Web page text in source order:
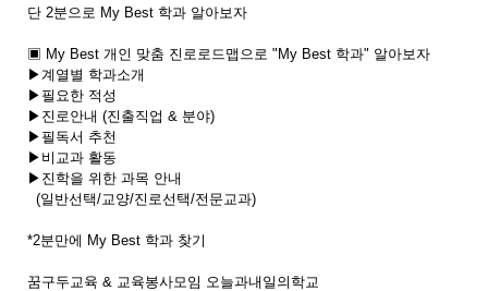
단 2분으로 My Best 학과 알아보자
▣ My Best 개인 맞춤 진로로드맵으로 "My Best 학과" 알아보자
▶계열별 학과소개
▶필요한 적성
▶진로안내 (진출직업 & 분야)
▶필독서 추천
▶비교과 활동
▶진학을 위한 과목 안내
(일반선택/교양/진로선택/전문교과)
*2분만에 My Best 학과 찾기
꿈구두교육 & 교육봉사모임 오늘과내일의학교